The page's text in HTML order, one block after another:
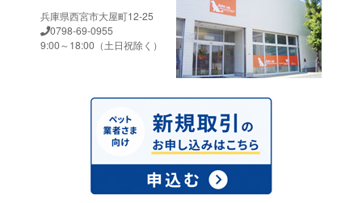
兵庫県西宮市大屋町12-25
0798-69-0955
9:00～18:00（土日祝除く）